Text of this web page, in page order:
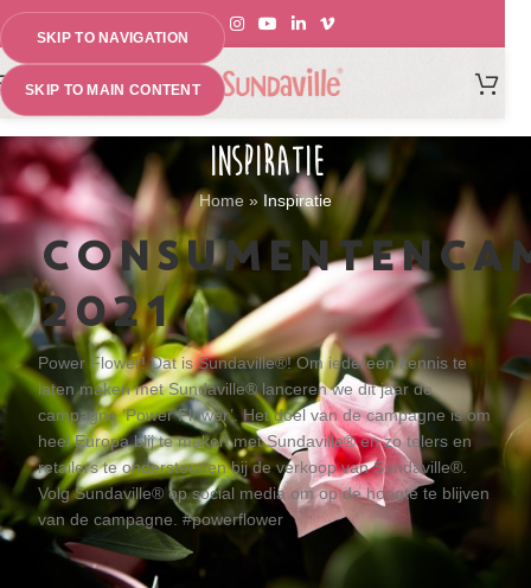
SKIP TO NAVIGATION
SKIP TO MAIN CONTENT
MENU
INSPIRATIE
Home » Inspiratie
2021
Power Flower! Dat is Sundaville®! Om iedereen kennis te
laten maken met Sundaville® lanceren we dit jaar de
campagne ‘Power Flower’. Het doel van de campagne is om
heel Europa blij te maken met Sundaville® en zo telers en
retailers te ondersteunen bij de verkoop van Sundaville®.
Volg Sundaville® op social media om op de hoogte te blijven
van de campagne. #powerflower